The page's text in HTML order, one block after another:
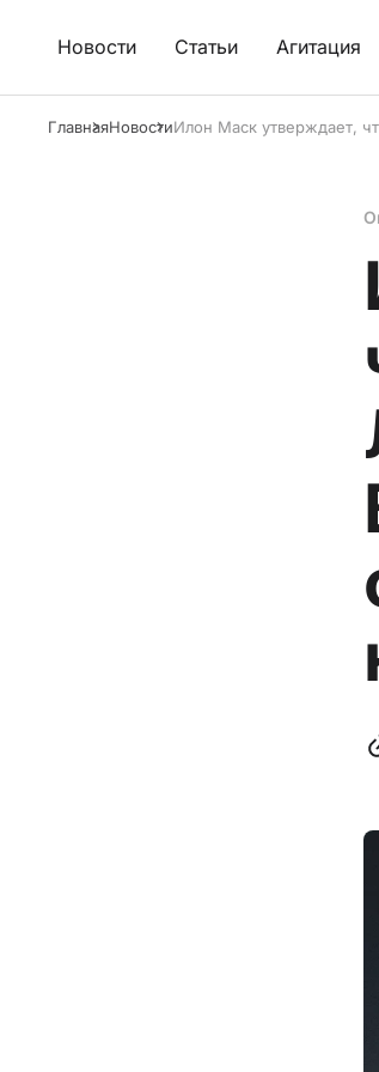
Новости Статьи Агитация
ГлавнаяНовостиИлон Маск утверждает,